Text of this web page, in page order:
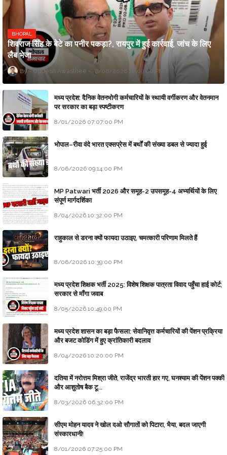
BHOPAL
शिवराज सिंह के बेटे का पनीर पकड़ा?, रायपुर में हुई कार्रवाई, जांच के लिए
लैब भेजा
Updesh Awasthee 8/06/2026 10:09:00 PM
मध्य प्रदेश: दैनिक वेतनभोगी कर्मचारियों के स्थायी वर्गीकरण और वेतनमान
पर सरकार का बड़ा स्पष्टीकरण
8/01/2026 07:07:00 PM
भोपाल–रीवा वंदे भारत एक्सप्रेस में बर्थों की संख्या डबल से ज्यादा हुई
8/06/2026 09:14:00 PM
MP Patwari भर्ती 2026 और समूह-2 उपसमूह-4 अभ्यर्थियों के लिए
संपूर्ण मार्गदर्शिका
8/04/2026 10:32:00 PM
राहुकाल से डरना क्यों फायदा उठाइए, चमत्कारी परिणाम मिलते हैं
8/06/2026 10:39:00 PM
मध्य प्रदेश शिक्षक भर्ती 2025: विशेष शिक्षक पात्रता विवाद पहुँचा हाई कोर्ट;
सरकार से माँगा जवाब
8/05/2026 10:49:00 PM
मध्य प्रदेश शासन का बड़ा फैसला: सेवानिवृत्त कर्मचारियों की पेंशन प्रक्रिया
और बजट कोडिंग में हुए क्रांतिकारी बदलाव
8/04/2026 10:20:00 PM
दतिया में नरोत्तम मिश्रा जीते, राजेंद्र भारती हार गए, घनश्याम की पेंशन पक्की
और आशुतोष बैक टू...
8/03/2026 06:32:00 PM
सीएम मोहन यादव ने खोल दओ सौगातों को पिटारा, भैया, बदल जाएगी
संस्कारधानी!
8/01/2026 07:25:00 PM